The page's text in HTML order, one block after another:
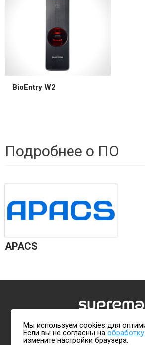
BioEntry W2
Подробнее о ПО
APACS
Политика обработки
Свяжитесь с нами:+7 (495)
Мы используем cookies для
Если вы не согласны на
измените настройки браузера.